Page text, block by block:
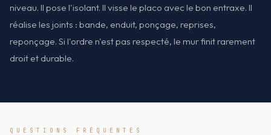
niveau. Il pose l'isolant. Il visse le placo avec le bon entraxe. Il
réalise les joints : bande, enduit, ponçage, reprises,
reponçage. Si l'ordre n'est pas respecté, le mur finit rarement
droit et durable.
QUESTIONS FRÉQUENTES